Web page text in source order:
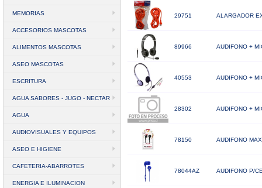
MEMORIAS
ACCESORIOS MASCOTAS
ALIMENTOS MASCOTAS
ASEO MASCOTAS
ESCRITURA
AGUA SABORES - JUGO - NECTAR
AGUA
AUDIOVISUALES Y EQUIPOS
ASEO E HIGIENE
CAFETERIA-ABARROTES
ENERGIA E ILUMINACION
29751 ALARGADOR
89966 AUDIFONO +
40553 AUDIFONO +
28302 AUDIFONO +
78150 AUDIFONO
78044AZ AUDIFONO P/